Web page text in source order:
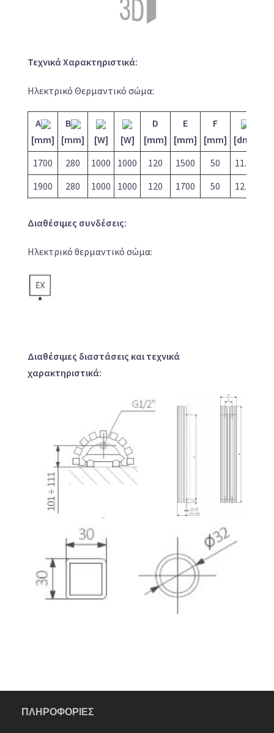
Τεχνικά Χαρακτηριστικά:
Ηλεκτρικό Θερμαντικό σώμα:
A
[mm]
B
[mm]
[W] [W]
D
[mm]
E
[mm]
F
[mm]
[dm
1700
280 1000 1000 120 1500 50 11.64
1900
280 1000 1000 120 1700 50 12.95
Διαθέσιμες συνδέσεις:
Ηλεκτρικό θερμαντικό σώμα:
Διαθέσιμες διαστάσεις και τεχνικά
χαρακτηριστικά:
ΠΛΗΡΟΦΟΡΙΕΣ